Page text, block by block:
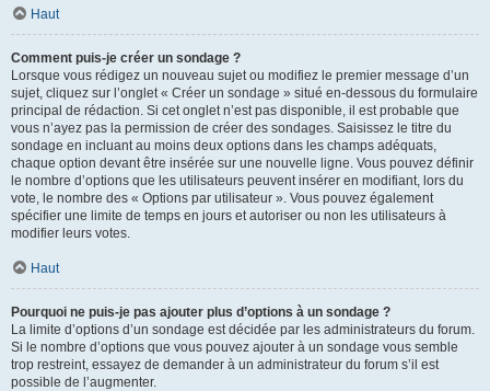
Haut
Comment puis-je créer un sondage ?
Lorsque vous rédigez un nouveau sujet ou modifiez le premier message d’un
sujet, cliquez sur l’onglet « Créer un sondage » situé en-dessous du formulaire
principal de rédaction. Si cet onglet n’est pas disponible, il est probable que
vous n’ayez pas la permission de créer des sondages. Saisissez le titre du
sondage en incluant au moins deux options dans les champs adéquats,
chaque option devant être insérée sur une nouvelle ligne. Vous pouvez définir
le nombre d’options que les utilisateurs peuvent insérer en modifiant, lors du
vote, le nombre des « Options par utilisateur ». Vous pouvez également
spécifier une limite de temps en jours et autoriser ou non les utilisateurs à
modifier leurs votes.
Haut
Pourquoi ne puis-je pas ajouter plus d’options à un sondage ?
La limite d’options d’un sondage est décidée par les administrateurs du forum.
Si le nombre d’options que vous pouvez ajouter à un sondage vous semble
trop restreint, essayez de demander à un administrateur du forum s’il est
possible de l’augmenter.